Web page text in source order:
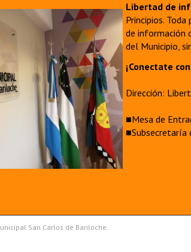
Libertad de
Principios.
de información
del Municipio,
¡Conectate
Dirección:
■Mesa de
■Subsecretaría
San Carlos de Bariloche.